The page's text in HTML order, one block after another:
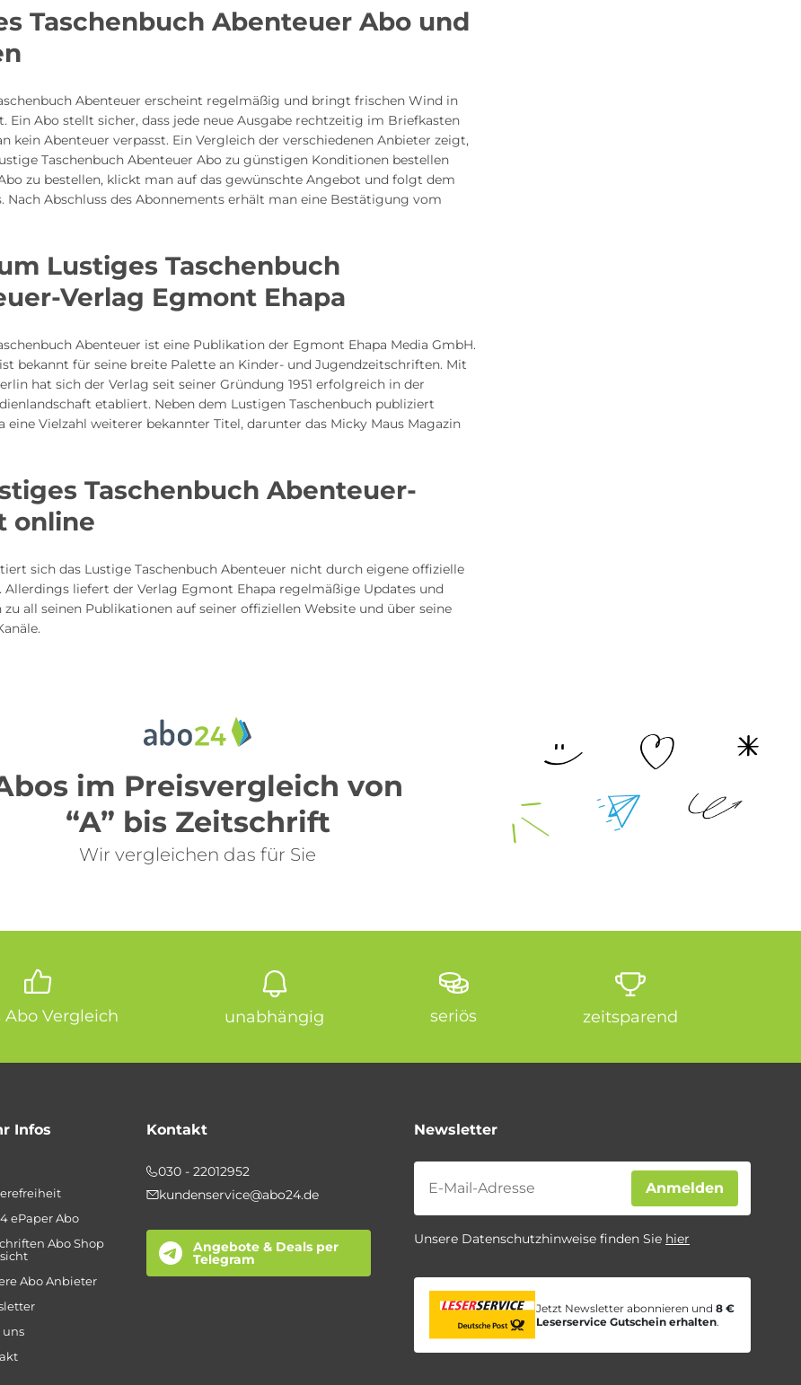
Taschenbuch Abenteuer Abo und
Abenteuer erscheint regelmäßig und bringt frischen Wind in
Ein Abo stellt sicher, dass jede neue Ausgabe rechtzeitig im Briefkasten
kein Abenteuer verpasst. Ein Vergleich der verschiedenen Anbieter zeigt,
Taschenbuch Abenteuer Abo zu günstigen Konditionen bestellen
zu bestellen, klickt man auf das gewünschte Angebot und folgt dem
Nach Abschluss des Abonnements erhält man eine Bestätigung vom
Lustiges Taschenbuch
Verlag Egmont Ehapa
Abenteuer ist eine Publikation der Egmont Ehapa Media GmbH.
bekannt für seine breite Palette an Kinder- und Jugendzeitschriften. Mit
hat sich der Verlag seit seiner Gründung 1951 erfolgreich in der
etabliert. Neben dem Lustigen Taschenbuch publiziert
eine Vielzahl weiterer bekannter Titel, darunter das Micky Maus Magazin
Taschenbuch Abenteuer-
online
sich das Lustige Taschenbuch Abenteuer nicht durch eigene offizielle
Allerdings liefert der Verlag Egmont Ehapa regelmäßige Updates und
all seinen Publikationen auf seiner offiziellen Website und über seine
im Preisvergleich von
“A” bis Zeitschrift
Wir vergleichen das für Sie
Abo Vergleich unabhängig seriös zeitsparend
Infos
ePaper Abo
Abo Shop
Abo Anbieter
uns
Kontakt
030 - 22012952
kundenservice@abo24.de
Angebote & Deals per
Telegram
Newsletter
Newsletter Anmelden
Unsere Datenschutzhinweise finden Sie hier
Jetzt Newsletter abonnieren und 8 €
Leserservice Gutschein erhalten.